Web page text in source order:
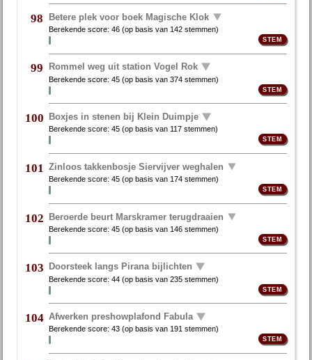
98 Betere plek voor boek Magische Klok
Berekende score:46 (op basis van 142 stemmen)
99 Rommel weg uit station Vogel Rok
Berekende score:45 (op basis van374 stemmen)
100 Boxjes in stenen bij Klein Duimpje
Berekende score:45 (op basis van117 stemmen)
101 Zinloos takkenbosje Siervijver weghalen
Berekende score:45 (op basis van 174 stemmen)
102 Beroerde beurt Marskramer terugdraaien
Berekende score:45 (op basis van 146 stemmen)
103 Doorsteek langs Pirana bijlichten
Berekende score:44 (op basis van235 stemmen)
104 Afwerken preshowplafond Fabula
Berekende score:43 (op basis van 191 stemmen)